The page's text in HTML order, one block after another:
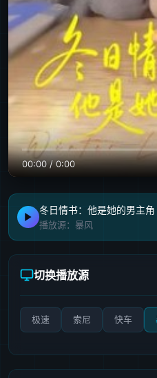
00:00/0:00
冬日情书：他是她的男主
播放源：暴风
切换播放源
极速 索尼 快车